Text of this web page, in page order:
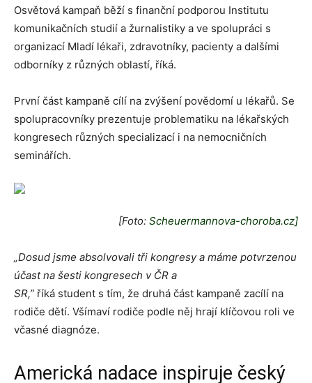
Osvětová kampaň běží s finanční podporou Institutu
komunikačních studií a žurnalistiky a ve spolupráci s
organizací Mladí lékaři, zdravotníky, pacienty a dalšími
odborníky z různých oblastí, říká.
První část kampaně cílí na zvýšení povědomí u lékařů. Se
spolupracovníky prezentuje problematiku na lékařských
kongresech různých specializací i na nemocničních
seminářích.
[Foto: Scheuermannova-choroba.cz]
„Dosud jsme absolvovali tři kongresy a máme potvrzenou
účast na šesti kongresech v ČR a
SR,” říká student s tím, že druhá část kampaně zacílí na
rodiče dětí. Všímaví rodiče podle něj hrají klíčovou roli ve
včasné diagnóze.
Americká nadace inspiruje český